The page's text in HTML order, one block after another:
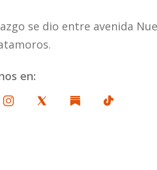
se dio entre avenida
en: